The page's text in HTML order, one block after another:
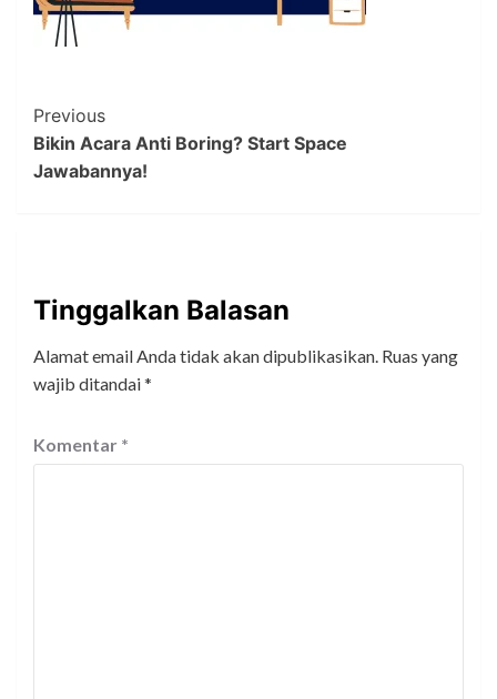
Post
Navigation
Previous
Bikin Acara Anti Boring? Start Space
Jawabannya!
Tinggalkan Balasan
Alamat email Anda tidak akan dipublikasikan. Ruas yang
wajib ditandai*
Komentar *